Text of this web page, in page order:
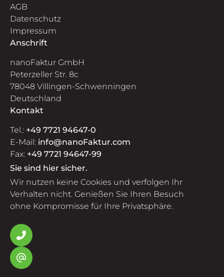
AGB
Datenschutz
Impressum
Anschrift
nanoFaktur GmbH
Peterzeller Str. 8c
78048 Villingen-Schwenningen
Deutschland
Kontakt
Tel.: +49 7721 94647-0
E-Mail: info@nanoFaktur.com
Fax: +49 7721 94647-99
Sie sind hier sicher.
Wir nutzen keine Cookies und verfolgen Ihr
Verhalten nicht. Genießen Sie Ihren Besuch
ohne Kompromisse für Ihre Privatsphäre.